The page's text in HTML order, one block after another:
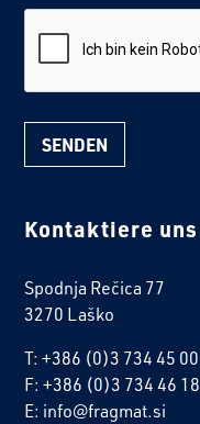
Kontaktiere uns
Spodnja Rečica 77
3270 Laško
T: +386 (0)3 734 45 00
F: +386 (0)3 734 46 18
E: info@fragmat.si